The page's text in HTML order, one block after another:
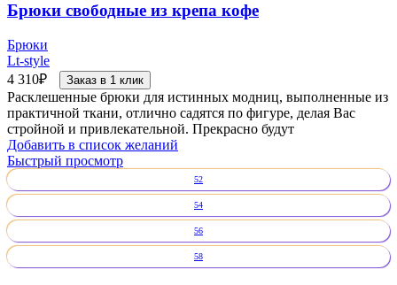
Брюки свободные из крепа кофе
Брюки
Lt-style
4 310₽ Заказ в 1 клик
Расклешенные брюки для истинных модниц, выполненные из
практичной ткани, отлично садятся по фигуре, делая Вас
стройной и привлекательной. Прекрасно будут
Добавить в список желаний
Быстрый просмотр
52
54
56
58